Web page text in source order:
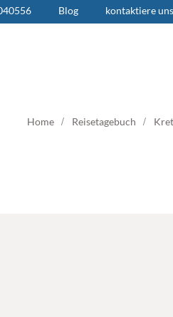
Blog kontaktiere uns
Home Reisetagebuch